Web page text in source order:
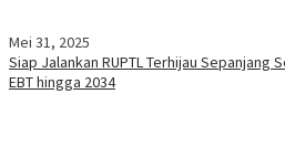
Mei 31, 2025
Siap Jalankan RUPTL Terhijau Sepanjang
EBT hingga 2034